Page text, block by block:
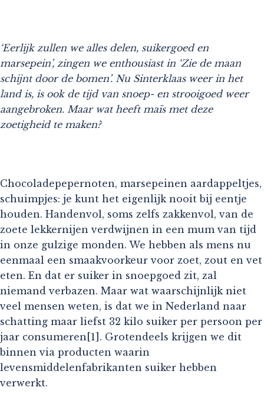
‘Eerlijk zullen we alles delen, suikergoed en
marsepein’, zingen we enthousiast in ‘Zie de maan
schijnt door de bomen’. Nu Sinterklaas weer in het
land is, is ook de tijd van snoep- en strooigoed weer
aangebroken. Maar wat heeft maïs met deze
zoetigheid te maken?
Chocoladepepernoten, marsepeinen aardappeltjes,
schuimpjes: je kunt het eigenlijk nooit bij eentje
houden. Handenvol, soms zelfs zakkenvol, van de
zoete lekkernijen verdwijnen in een mum van tijd
in onze gulzige monden. We hebben als mens nu
eenmaal een smaakvoorkeur voor zoet, zout en vet
eten. En dat er suiker in snoepgoed zit, zal
niemand verbazen. Maar wat waarschijnlijk niet
veel mensen weten, is dat we in Nederland naar
schatting maar liefst 32 kilo suiker per persoon per
jaar consumeren[1]. Grotendeels krijgen we dit
binnen via producten waarin
levensmiddelenfabrikanten suiker hebben
verwerkt.